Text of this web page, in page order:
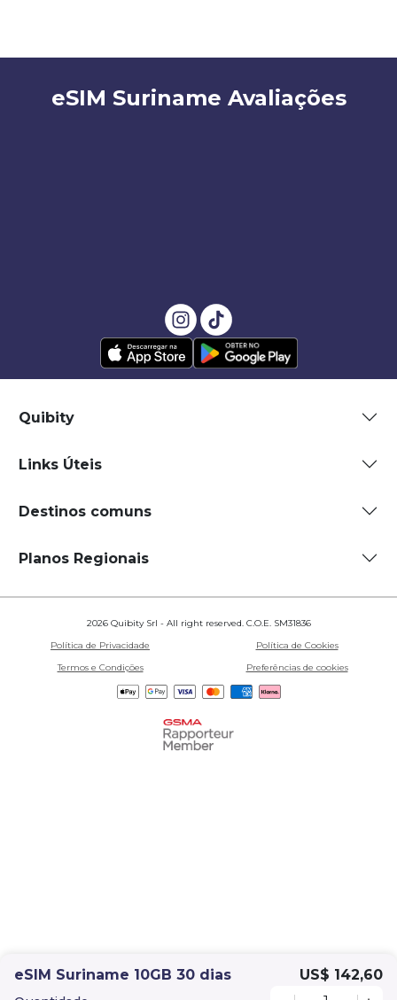
eSIM Suriname 10GB 30 dias US$ 142,60
eSIM Suriname Avaliações
Quibity
Links Úteis
Destinos comuns
Planos Regionais
2026 Quibity Srl - All right reserved. C.O.E. SM31836
Política de Privacidade
Política de Cookies
Termos e Condições
Preferências de cookies